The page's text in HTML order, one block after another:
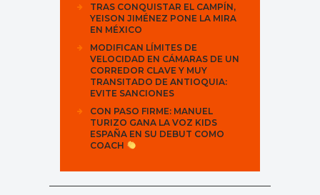
TRAS CONQUISTAR EL CAMPÍN,
YEISON JIMÉNEZ PONE LA MIRA
EN MÉXICO
MODIFICAN LÍMITES DE
VELOCIDAD EN CÁMARAS DE UN
CORREDOR CLAVE Y MUY
TRANSITADO DE ANTIOQUIA:
EVITE SANCIONES
CON PASO FIRME: MANUEL
TURIZO GANA LA VOZ KIDS
ESPAÑA EN SU DEBUT COMO
COACH